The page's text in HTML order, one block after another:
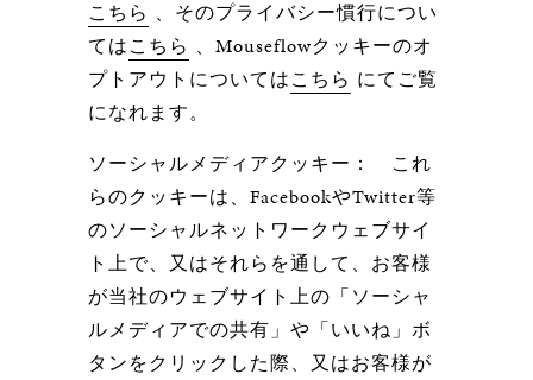
こちら 、そのプライバシー慣行につい
てはこちら 、Mouseflowクッキーのオ
プトアウトについてはこちら にてご覧
になれます。
ソーシャルメディアクッキー：
これ
らのクッキーは、FacebookやTwitter等
のソーシャルネットワークウェブサイ
ト上で、又はそれらを通して、お客様
が当社のウェブサイト上の「ソーシャ
ルメディアでの共有」や「いいね」ボ
タンをクリックした際、又はお客様が